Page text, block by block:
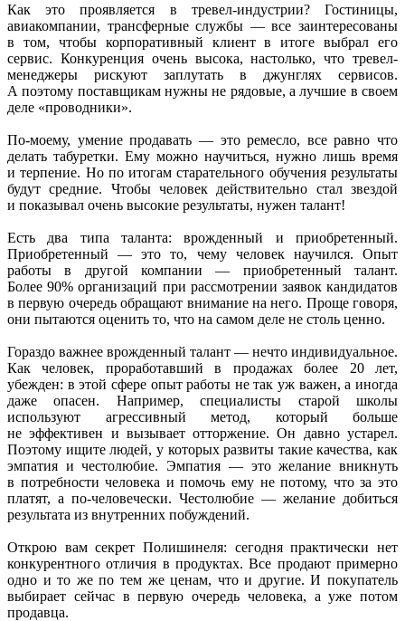
Как это проявляется в тревел-индустрии? Гостиницы,
авиакомпании, трансферные службы — все заинтересованы
в том, чтобы корпоративный клиент в итоге выбрал его
сервис. Конкуренция очень высока, настолько, что тревел-
менеджеры рискуют заплутать в джунглях сервисов.
А поэтому поставщикам нужны не рядовые, а лучшие в своем
деле «проводники».
По-моему, умение продавать — это ремесло, все равно что
делать табуретки. Ему можно научиться, нужно лишь время
и терпение. Но по итогам старательного обучения результаты
будут средние. Чтобы человек действительно стал звездой
и показывал очень высокие результаты, нужен талант!
Есть два типа таланта: врожденный и приобретенный.
Приобретенный — это то, чему человек научился. Опыт
работы в другой компании — приобретенный талант.
Более 90% организаций при рассмотрении заявок кандидатов
в первую очередь обращают внимание на него. Проще говоря,
они пытаются оценить то, что на самом деле не столь ценно.
Гораздо важнее врожденный талант — нечто индивидуальное.
Как человек, проработавший в продажах более 20 лет,
убежден: в этой сфере опыт работы не так уж важен, а иногда
даже опасен. Например, специалисты старой школы
используют агрессивный метод, который больше
не эффективен и вызывает отторжение. Он давно устарел.
Поэтому ищите людей, у которых развиты такие качества, как
эмпатия и честолюбие. Эмпатия — это желание вникнуть
в потребности человека и помочь ему не потому, что за это
платят, а по-человечески. Честолюбие — желание добиться
результата из внутренних побуждений.
Открою вам секрет Полишинеля: сегодня практически нет
конкурентного отличия в продуктах. Все продают примерно
одно и то же по тем же ценам, что и другие. И покупатель
выбирает сейчас в первую очередь человека, а уже потом
продавца.